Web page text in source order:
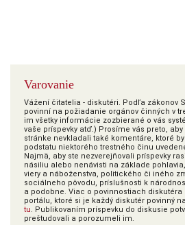
Varovanie
Vážení čitatelia - diskutéri. Podľa zákonov
povinní na požiadanie orgánov činných v
im všetky informácie zozbierané o vás
vaše príspevky atď.) Prosíme vás preto,
stránke nevkladali také komentáre, ktoré
podstatu niektorého trestného činu
Najmä, aby ste nezverejňovali príspevky
násiliu alebo nenávisti na základe
viery a náboženstva, politického či iného
sociálneho pôvodu, príslušnosti k
a podobne. Viac o povinnostiach diskutéra
portálu, ktoré si je každý diskutér povinný
tu. Publikovaním príspevku do diskusie
preštudovali a porozumeli im.